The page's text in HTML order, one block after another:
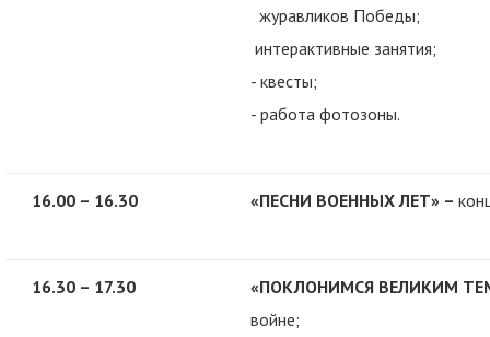
журавликов Победы;
интерактивные занятия;
- квесты;
- работа фотозоны.
16.00 – 16.30 «ПЕСНИ ВОЕННЫХ ЛЕТ» –
16.30 – 17.30
«ПОКЛОНИМСЯ ВЕЛИКИМ
войне;